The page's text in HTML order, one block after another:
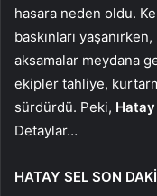
hasara neden oldu.
baskınları
aksamalar meydana
ekipler tahliye,
sürdürdü. Peki, Hatay
Detaylar…
HATAY SEL SON